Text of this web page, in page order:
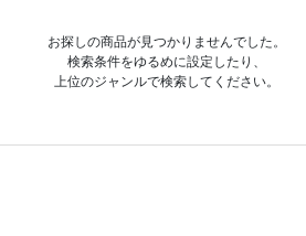
お探しの商品が見つかりませんでした。
検索条件をゆるめに設定したり、
上位のジャンルで検索してください。